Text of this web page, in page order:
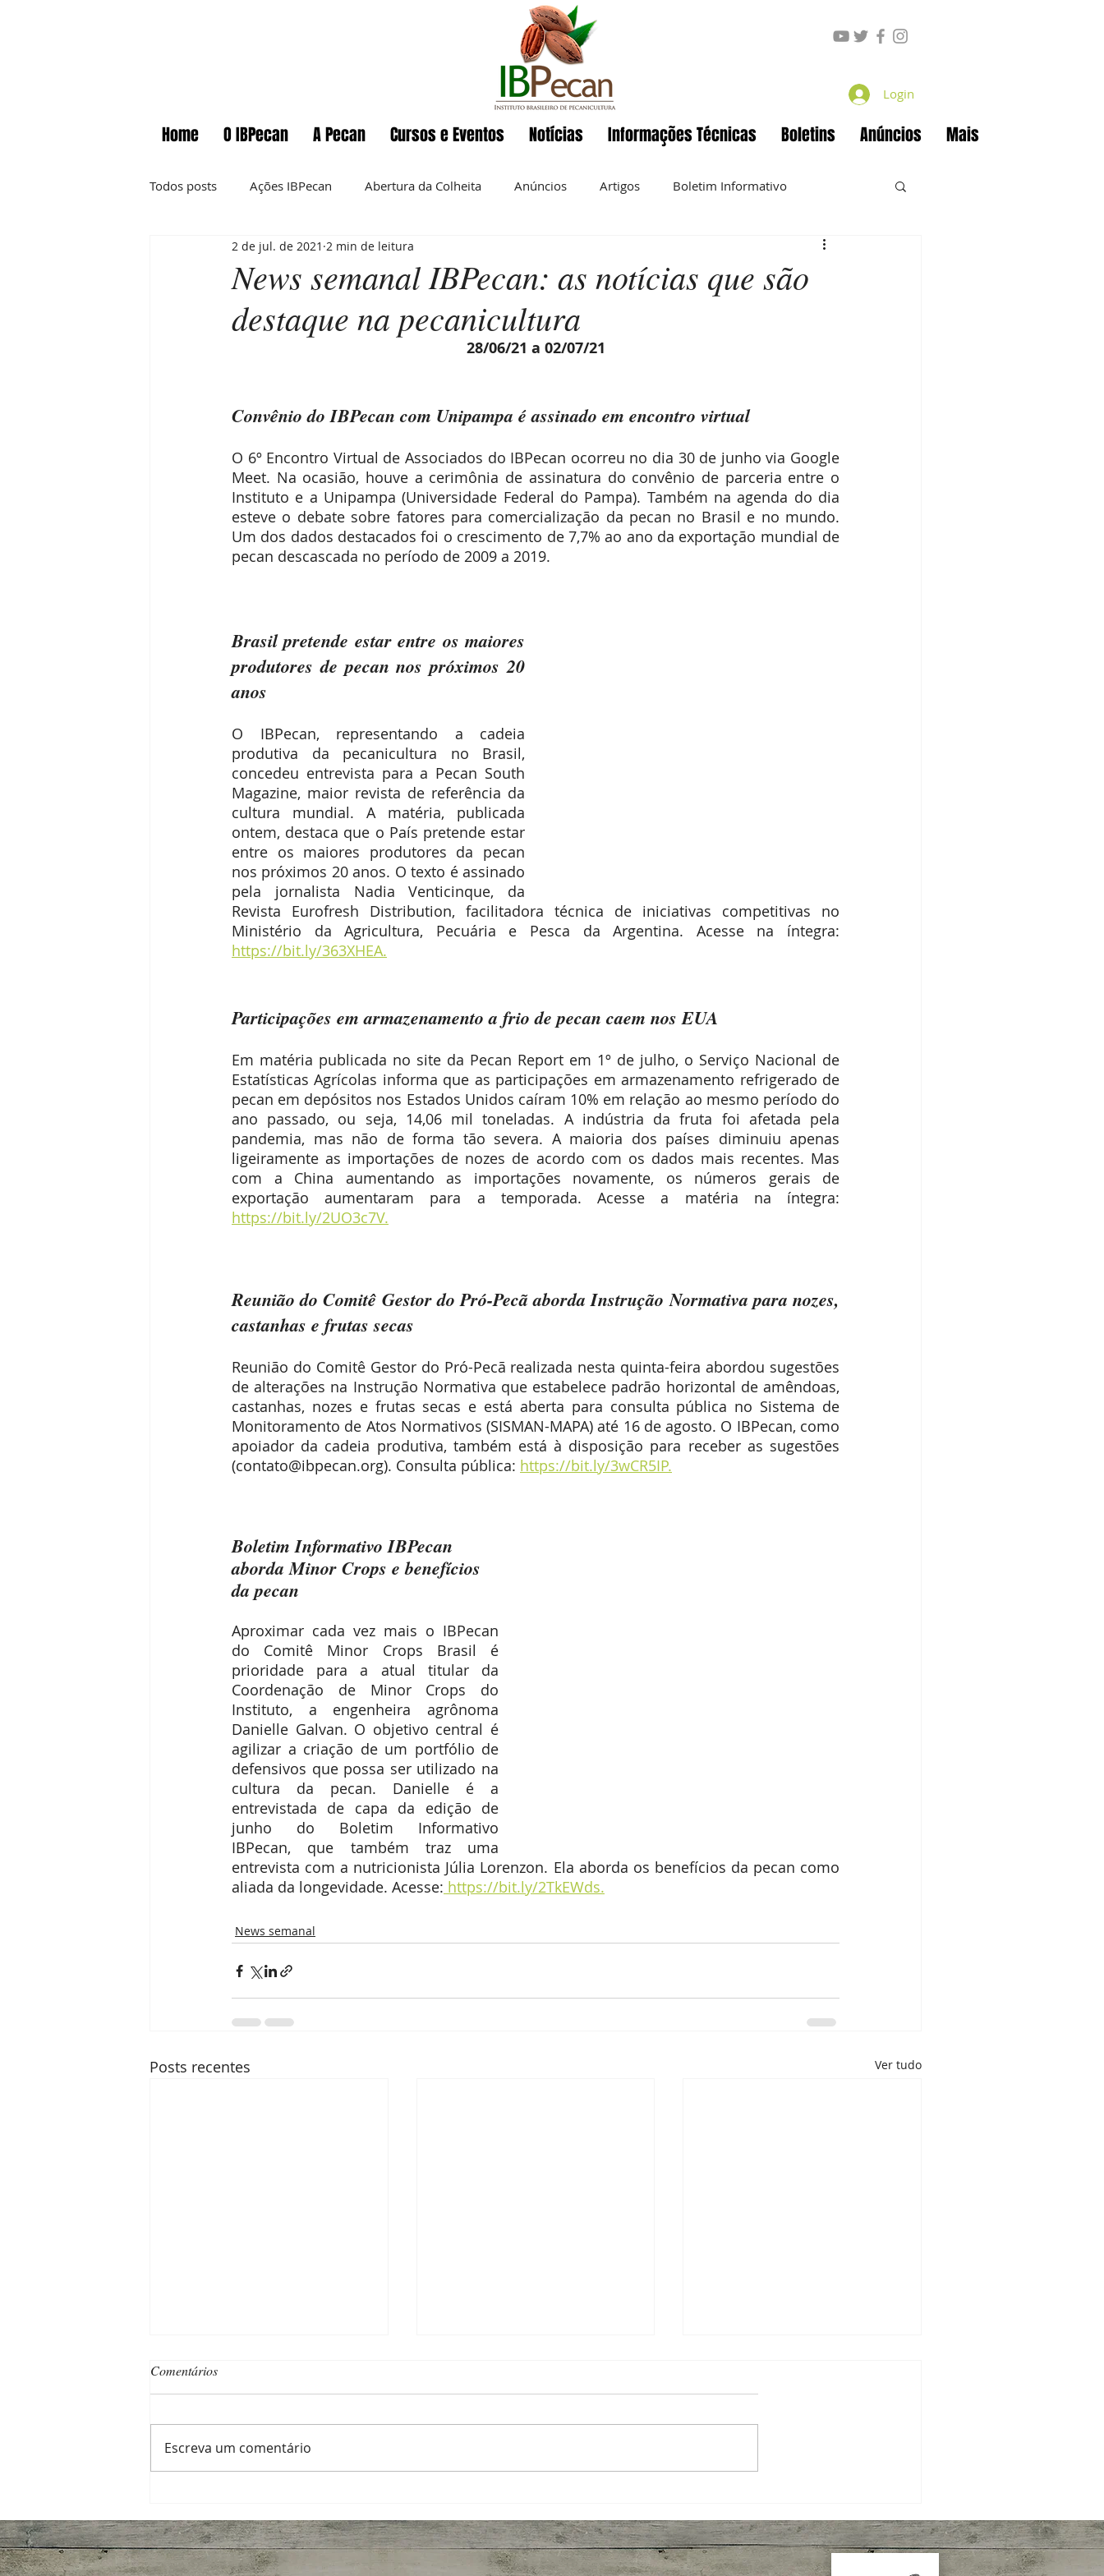
Login
Home O IBPecan A Pecan Cursos e Eventos Notícias Informações Técnicas Boletins Anúncios Mais
Todos posts Ações IBPecan Abertura da Colheita Anúncios Artigos Boletim Informativo
Comunicados Cursos Eventos
Informações técnicas News semanal Noz-pecan Notícias
News semanal IBPecan: as notícias que são
destaque na pecanicultura
2 de jul. de 2021 2 min de leitura
28/06/21 a 02/07/21
Convênio do IBPecan com Unipampa é assinado em encontro virtual
O 6º Encontro Virtual de Associados do IBPecan ocorreu no dia 30 de junho via Google
Meet. Na ocasião, houve a cerimônia de assinatura do convênio de parceria entre o
Instituto e a Unipampa (Universidade Federal do Pampa). Também na agenda do dia
esteve o debate sobre fatores para comercialização da pecan no Brasil e no mundo.
Um dos dados destacados foi o crescimento de 7,7% ao ano da exportação mundial de
pecan descascada no período de 2009 a 2019.
Brasil pretende estar entre os maiores
produtores de pecan nos próximos 20
anos
O IBPecan, representando a cadeia
produtiva da pecanicultura no Brasil,
concedeu entrevista para a Pecan South
Magazine, maior revista de referência da
cultura mundial. A matéria, publicada
ontem, destaca que o País pretende estar
entre os maiores produtores da pecan
nos próximos 20 anos. O texto é assinado
pela jornalista Nadia Venticinque, da
Revista Eurofresh Distribution, facilitadora técnica de iniciativas competitivas no
https://bit.ly/363XHEA.
Participações em armazenamento a frio de pecan caem nos EUA
Em matéria publicada no site da Pecan Report em 1º de julho, o Serviço Nacional de
Estatísticas Agrícolas informa que as participações em armazenamento refrigerado de
pecan em depósitos nos Estados Unidos caíram 10% em relação ao mesmo período do
ano passado, ou seja, 14,06 mil toneladas. A indústria da fruta foi afetada pela
pandemia, mas não de forma tão severa. A maioria dos países diminuiu apenas
ligeiramente as importações de nozes de acordo com os dados mais recentes. Mas
com a China aumentando as importações novamente, os números gerais de
https://bit.ly/2UO3c7V.
Reunião do Comitê Gestor do Pró-Pecã aborda Instrução Normativa para nozes,
castanhas e frutas secas
Reunião do Comitê Gestor do Pró-Pecã realizada nesta quinta-feira abordou sugestões
de alterações na Instrução Normativa que estabelece padrão horizontal de amêndoas,
castanhas, nozes e frutas secas e está aberta para consulta pública no Sistema de
Monitoramento de Atos Normativos (SISMAN-MAPA) até 16 de agosto. O IBPecan, como
apoiador da cadeia produtiva, também está à disposição para receber as sugestões
(contato@ibpecan.org). Consulta pública: https://bit.ly/3wCR5IP.
Boletim Informativo IBPecan
aborda Minor Crops e benefícios
da pecan
Aproximar cada vez mais o IBPecan
do Comitê Minor Crops Brasil é
prioridade para a atual titular da
Coordenação de Minor Crops do
Instituto, a engenheira agrônoma
Danielle Galvan. O objetivo central é
agilizar a criação de um portfólio de
defensivos que possa ser utilizado na
cultura da pecan. Danielle é a
entrevistada de capa da edição de
junho do Boletim Informativo
IBPecan, que também traz uma
entrevista com a nutricionista Júlia Lorenzon. Ela aborda os benefícios da pecan como
aliada da longevidade. Acesse: https://bit.ly/2TkEWds.
News semanal
Posts recentes Ver tudo
“noz” também!
noz-pecã é tão importante para
o setor?
Comentários
Escreva um comentário